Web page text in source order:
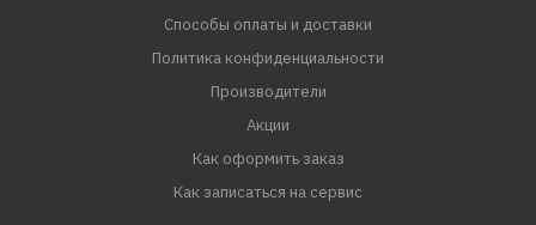
Способы оплаты и доставки
Политика конфиденциальности
Производители
Акции
Как оформить заказ
Как записаться на сервис